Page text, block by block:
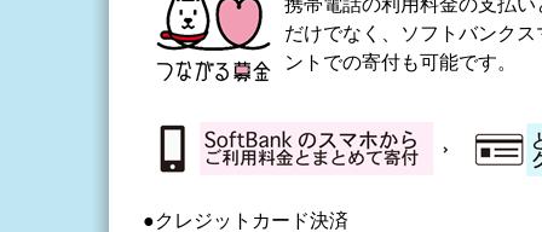
携帯電話の利用料金の支払
だけでなく、ソフトバンク
ントでの寄付も可能です。
●クレジットカード決済